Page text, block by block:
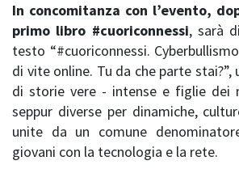
In concomitanza con l’evento,
primo libro #cuoriconnessi, sarà
testo “#cuoriconnessi.
di vite online. Tu da che parte stai?”,
di storie vere - intense e figlie dei
seppur diverse per dinamiche,
unite da un comune
giovani con la tecnologia e la rete.